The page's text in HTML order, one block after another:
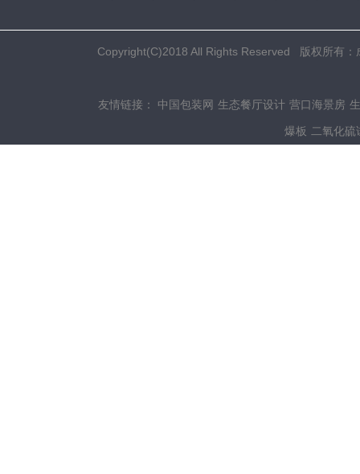
Copyright(C)2018 All Rights Reserved 版权所有
友情链接： 中国包装网 生态餐厅设计 营口海景房
爆板 二氧化硫